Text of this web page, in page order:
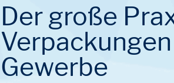
Der große
Gewerbe